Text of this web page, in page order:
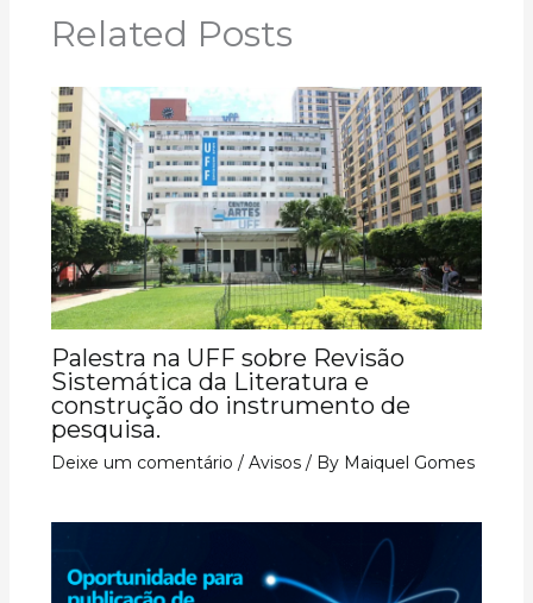
Related Posts
Palestra na UFF sobre Revisão
Sistemática da Literatura e
construção do instrumento de
pesquisa.
Deixe um comentário / Avisos/ By Maiquel Gomes